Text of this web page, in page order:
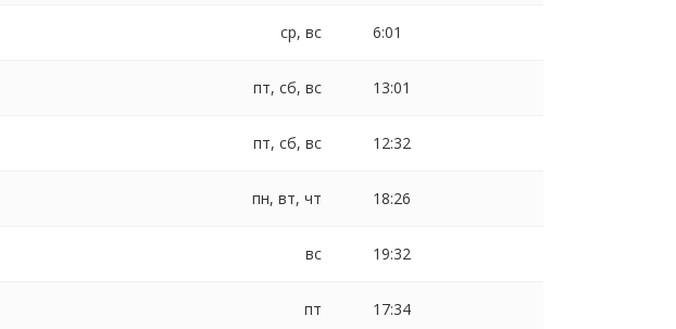
ср, вс 6:01
пт, сб, вс 13:01
пт, сб, вс 12:32
пн, вт, чт 18:26
вс 19:32
пт 17:34